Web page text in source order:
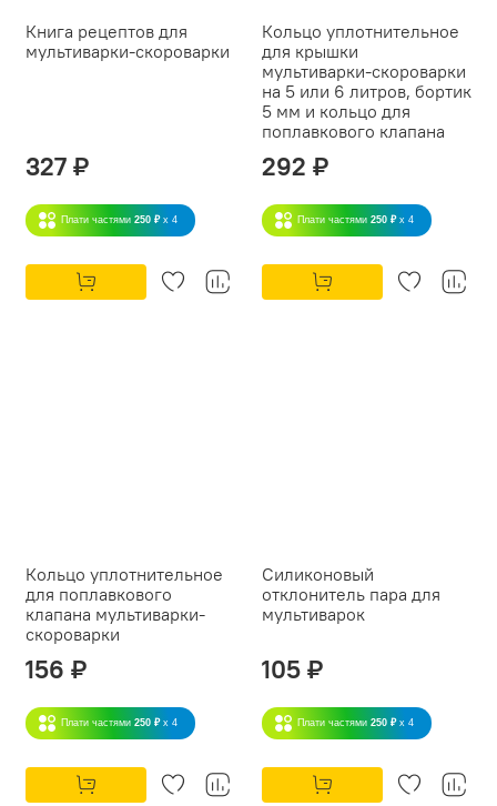
Книга рецептов для
мультиварки-скороварки
327 ₽
Плати частями 250 ₽ x 4
Кольцо уплотнительное
для крышки
мультиварки-скороварки
на 5 или 6 литров, бортик
5 мм и кольцо для
поплавкового клапана
292 ₽
Плати частями 250 ₽ x 4
Кольцо уплотнительное
для поплавкового
клапана мультиварки-
скороварки
156 ₽
Плати частями 250 ₽ x 4
Силиконовый
отклонитель пара для
мультиварок
105 ₽
Плати частями 250 ₽ x 4